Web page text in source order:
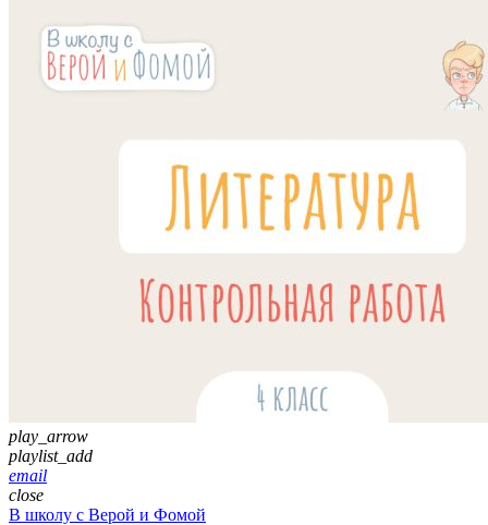
play_arrow
playlist_add
email
close
В школу с Верой и Фомой